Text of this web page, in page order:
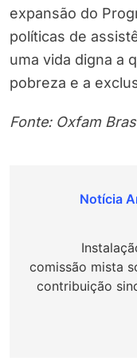
expansão do
políticas de
uma vida digna a
pobreza e a
Fonte: Oxfam
Navegação
Post
comissão mista
contribuição